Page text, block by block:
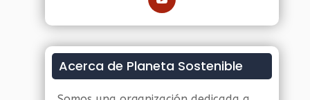
Acerca de Planeta Sostenible